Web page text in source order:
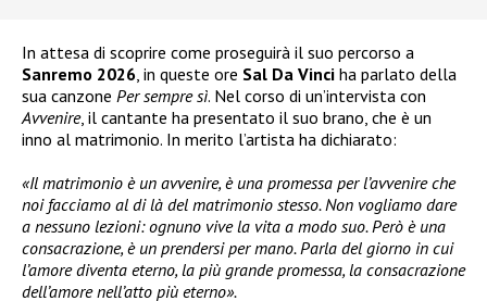
In attesa di scoprire come proseguirà il suo percorso a
Sanremo 2026, in queste ore Sal Da Vinci ha parlato della
sua canzone Per sempre sì. Nel corso di un’intervista con
Avvenire, il cantante ha presentato il suo brano, che è un
inno al matrimonio. In merito l’artista ha dichiarato:
«Il matrimonio è un avvenire, è una promessa per l’avvenire che
noi facciamo al di là del matrimonio stesso. Non vogliamo dare
a nessuno lezioni: ognuno vive la vita a modo suo. Però è una
consacrazione, è un prendersi per mano. Parla del giorno in cui
l’amore diventa eterno, la più grande promessa, la consacrazione
dell’amore nell’atto più eterno».